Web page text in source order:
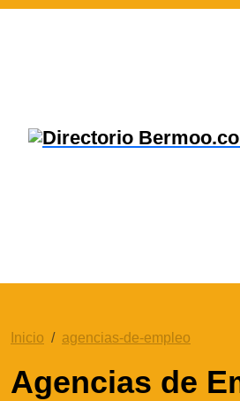
Inicio agencias-de-empleo
Agencias de